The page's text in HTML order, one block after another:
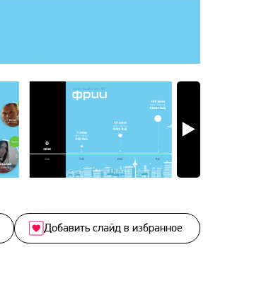
Добавить слайд в избранное